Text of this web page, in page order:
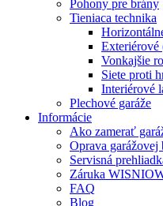
Pohony pre brány
Tieniaca technika
Exteriérové
Vonkajšie
Siete proti
Interiérové
Plechové garáže
Informácie
Ako zamerať
Oprava garážovej
Servisná
Záruka
FAQ
Blog